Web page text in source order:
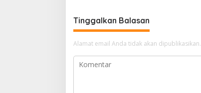
Tinggalkan Balasan
Alamat email Anda tidak akan dipublikasikan.